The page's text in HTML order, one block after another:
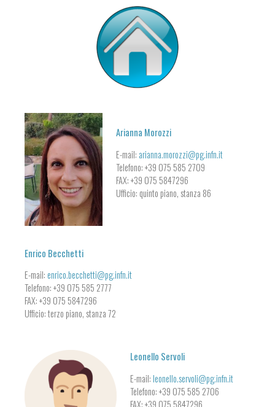
Arianna Morozzi
E-mail: arianna.morozzi@pg.infn.it
Telefono: +39 075 585 2709
FAX: +39 075 5847296
Ufficio: quinto piano, stanza 86
Enrico Becchetti
E-mail:enrico.becchetti@pg.infn.it
Telefono: +39 075 585 2777
FAX: +39 075 5847296
Ufficio: terzo piano, stanza 72
Leonello Servoli
E-mail:leonello.servoli@pg.infn.it
Telefono: +39 075 585 2706
FAX: +39 075 5847296